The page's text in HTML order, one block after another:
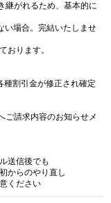
継がれるため、基本的に
い場合。完結いたしませ
ります。
種割引金が修正され確定
ご請求内容のお知らせメ
送信後でも
からのやり直し
ください